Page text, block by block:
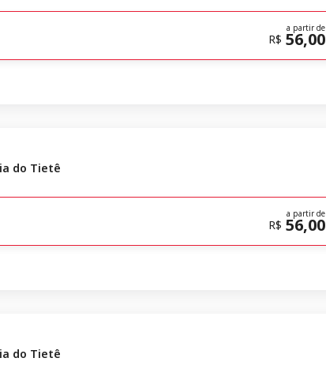
a partir de
R$ 56,00
do Tietê
a partir de
R$ 56,00
do Tietê